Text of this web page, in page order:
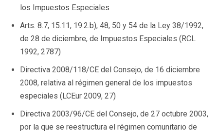
los Impuestos Especiales
Arts. 8.7, 15.11, 19.2.b), 48, 50 y 54 de la Ley 38/1992,
de 28 de diciembre, de Impuestos Especiales (RCL
1992, 2787)
Directiva 2008/118/CE del Consejo, de 16 diciembre
2008, relativa al régimen general de los impuestos
especiales (LCEur 2009, 27)
Directiva 2003/96/CE del Consejo, de 27 octubre 2003,
por la que se reestructura el régimen comunitario de